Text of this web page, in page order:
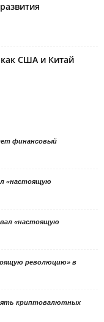
США и Китай
финансовый
«настоящую
«настоящую
революцию» в
криптовалютных